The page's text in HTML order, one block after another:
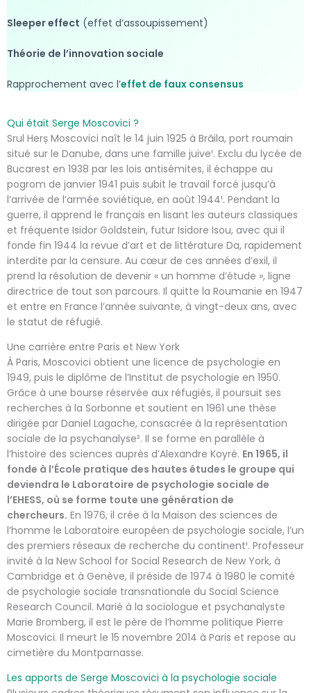
Sleeper effect (effet d’assoupissement)
Théorie de l’innovation sociale
Rapprochement avec l’effet de faux consensus
Qui était Serge Moscovici ?
Srul Herș Moscovici naît le 14 juin 1925 à Brăila, port roumain
situé sur le Danube, dans une famille juive¹. Exclu du lycée de
Bucarest en 1938 par les lois antisémites, il échappe au
pogrom de janvier 1941 puis subit le travail forcé jusqu’à
l’arrivée de l’armée soviétique, en août 1944¹. Pendant la
guerre, il apprend le français en lisant les auteurs classiques
et fréquente Isidor Goldstein, futur Isidore Isou, avec qui il
fonde fin 1944 la revue d’art et de littérature Da, rapidement
interdite par la censure. Au cœur de ces années d’exil, il
prend la résolution de devenir « un homme d’étude », ligne
directrice de tout son parcours. Il quitte la Roumanie en 1947
et entre en France l’année suivante, à vingt-deux ans, avec
le statut de réfugié.
Une carrière entre Paris et New York
À Paris, Moscovici obtient une licence de psychologie en
1949, puis le diplôme de l’Institut de psychologie en 1950.
Grâce à une bourse réservée aux réfugiés, il poursuit ses
recherches à la Sorbonne et soutient en 1961 une thèse
dirigée par Daniel Lagache, consacrée à la représentation
sociale de la psychanalyse². Il se forme en parallèle à
l’histoire des sciences auprès d’Alexandre Koyré. En 1965, il
fonde à l’École pratique des hautes études le groupe qui
deviendra le Laboratoire de psychologie sociale de
l’EHESS, où se forme toute une génération de
chercheurs. En 1976, il crée à la Maison des sciences de
l’homme le Laboratoire européen de psychologie sociale, l’un
des premiers réseaux de recherche du continent¹. Professeur
invité à la New School for Social Research de New York, à
Cambridge et à Genève, il préside de 1974 à 1980 le comité
de psychologie sociale transnationale du Social Science
Research Council. Marié à la sociologue et psychanalyste
Marie Bromberg, il est le père de l’homme politique Pierre
Moscovici. Il meurt le 15 novembre 2014 à Paris et repose au
cimetière du Montparnasse.
Les apports de Serge Moscovici à la psychologie sociale